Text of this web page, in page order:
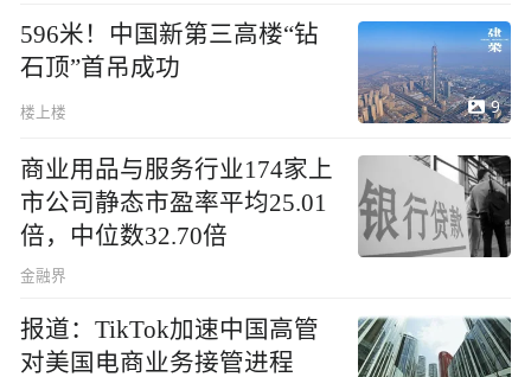
596米！中国新第三高楼“钻
石顶”首吊成功
楼上楼 9
商业用品与服务行业174家上
市公司静态市盈率平均25.01
倍，中位数32.70倍
金融界
报道：TikTok加速中国高管
对美国电商业务接管进程